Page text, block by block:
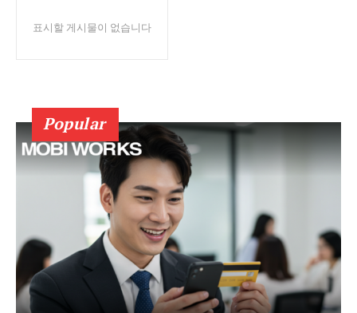
표시할 게시물이 없습니다
Popular